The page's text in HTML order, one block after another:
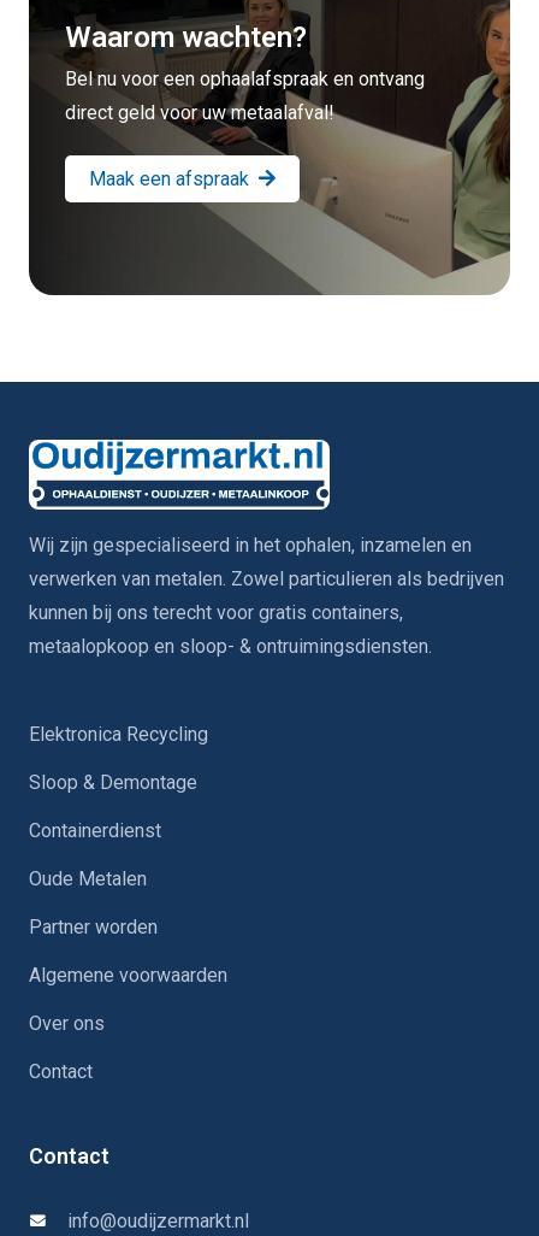
Waarom wachten?
Bel nu voor een ophaalafspraak en ontvang
direct geld voor uw metaalafval!
Maak een afspraak
Wij zijn gespecialiseerd in het ophalen, inzamelen en
verwerken van metalen. Zowel particulieren als bedrijven
kunnen bij ons terecht voor gratis containers,
metaalopkoop en sloop- & ontruimingsdiensten.
Elektronica Recycling
Sloop & Demontage
Containerdienst
Oude Metalen
Partner worden
Algemene voorwaarden
Over ons
Contact
Contact
info@oudijzermarkt.nl